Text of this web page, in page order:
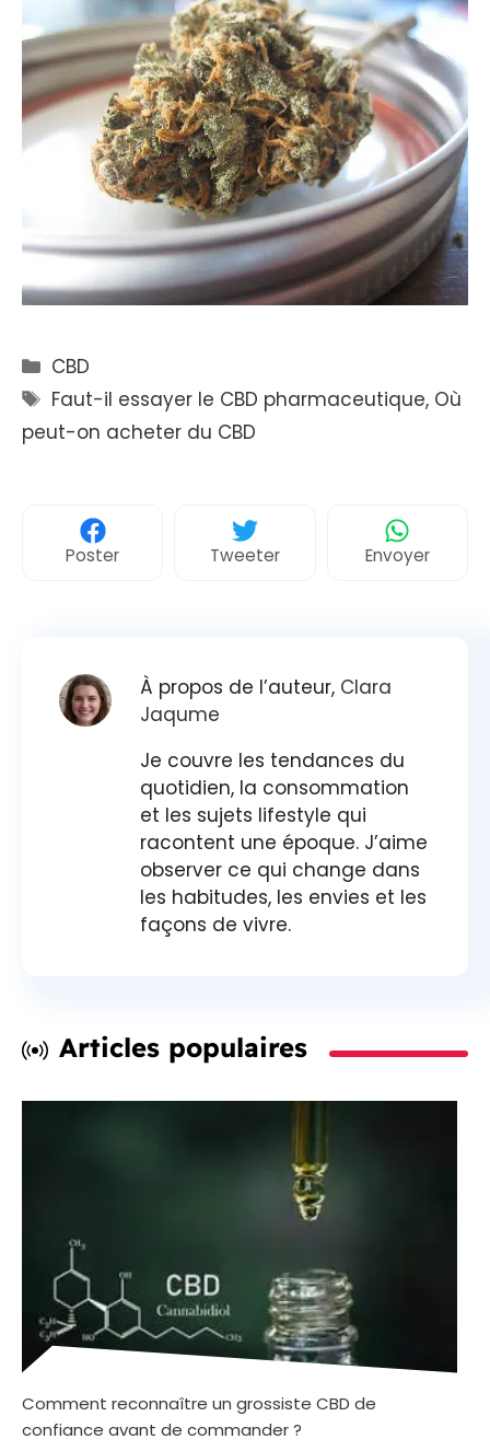
Catégories
CBD
Étiquettes
Faut-il essayer le CBD pharmaceutique, Où
peut-on acheter du CBD
Poster Tweeter Envoyer
À propos de l’auteur, Clara
Jaqume
Je couvre les tendances du
quotidien, la consommation
et les sujets lifestyle qui
racontent une époque. J’aime
observer ce qui change dans
les habitudes, les envies et les
façons de vivre.
Articles populaires
Comment reconnaître un grossiste CBD de
confiance avant de commander ?